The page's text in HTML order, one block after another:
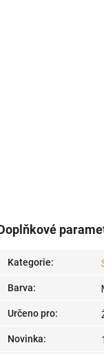
Kategorie:
Barva:
Určeno pro:
Novinka: 1